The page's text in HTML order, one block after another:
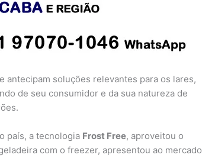
antecipam soluções relevantes para os lares,
de seu consumidor e da sua natureza de
país, a tecnologia Frost Free, aproveitou o
com o freezer, apresentou ao mercado